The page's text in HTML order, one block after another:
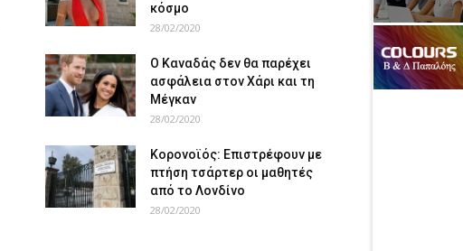
κόσμο
28/02/2020
Ο Καναδάς δεν θα παρέχει
ασφάλεια στον Χάρι και τη
Μέγκαν
28/02/2020
Κορονοϊός: Επιστρέφουν με
πτήση τσάρτερ οι μαθητές
από το Λονδίνο
28/02/2020